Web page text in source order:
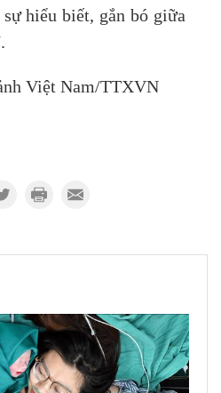
hiểu biết, gắn bó giữa
Việt Nam/TTXVN